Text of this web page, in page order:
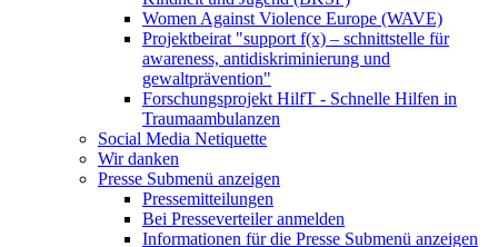
Women Against Violence Europe (WAVE)
Projektbeirat "support f(x) – schnittstelle für
awareness, antidiskriminierung und
gewaltprävention"
Forschungsprojekt HilfT - Schnelle Hilfen in
Traumaambulanzen
Social Media Netiquette
Wir danken
Presse Submenü anzeigen
Pressemitteilungen
Bei Presseverteiler anmelden
Informationen für die Presse Submenü anzeigen